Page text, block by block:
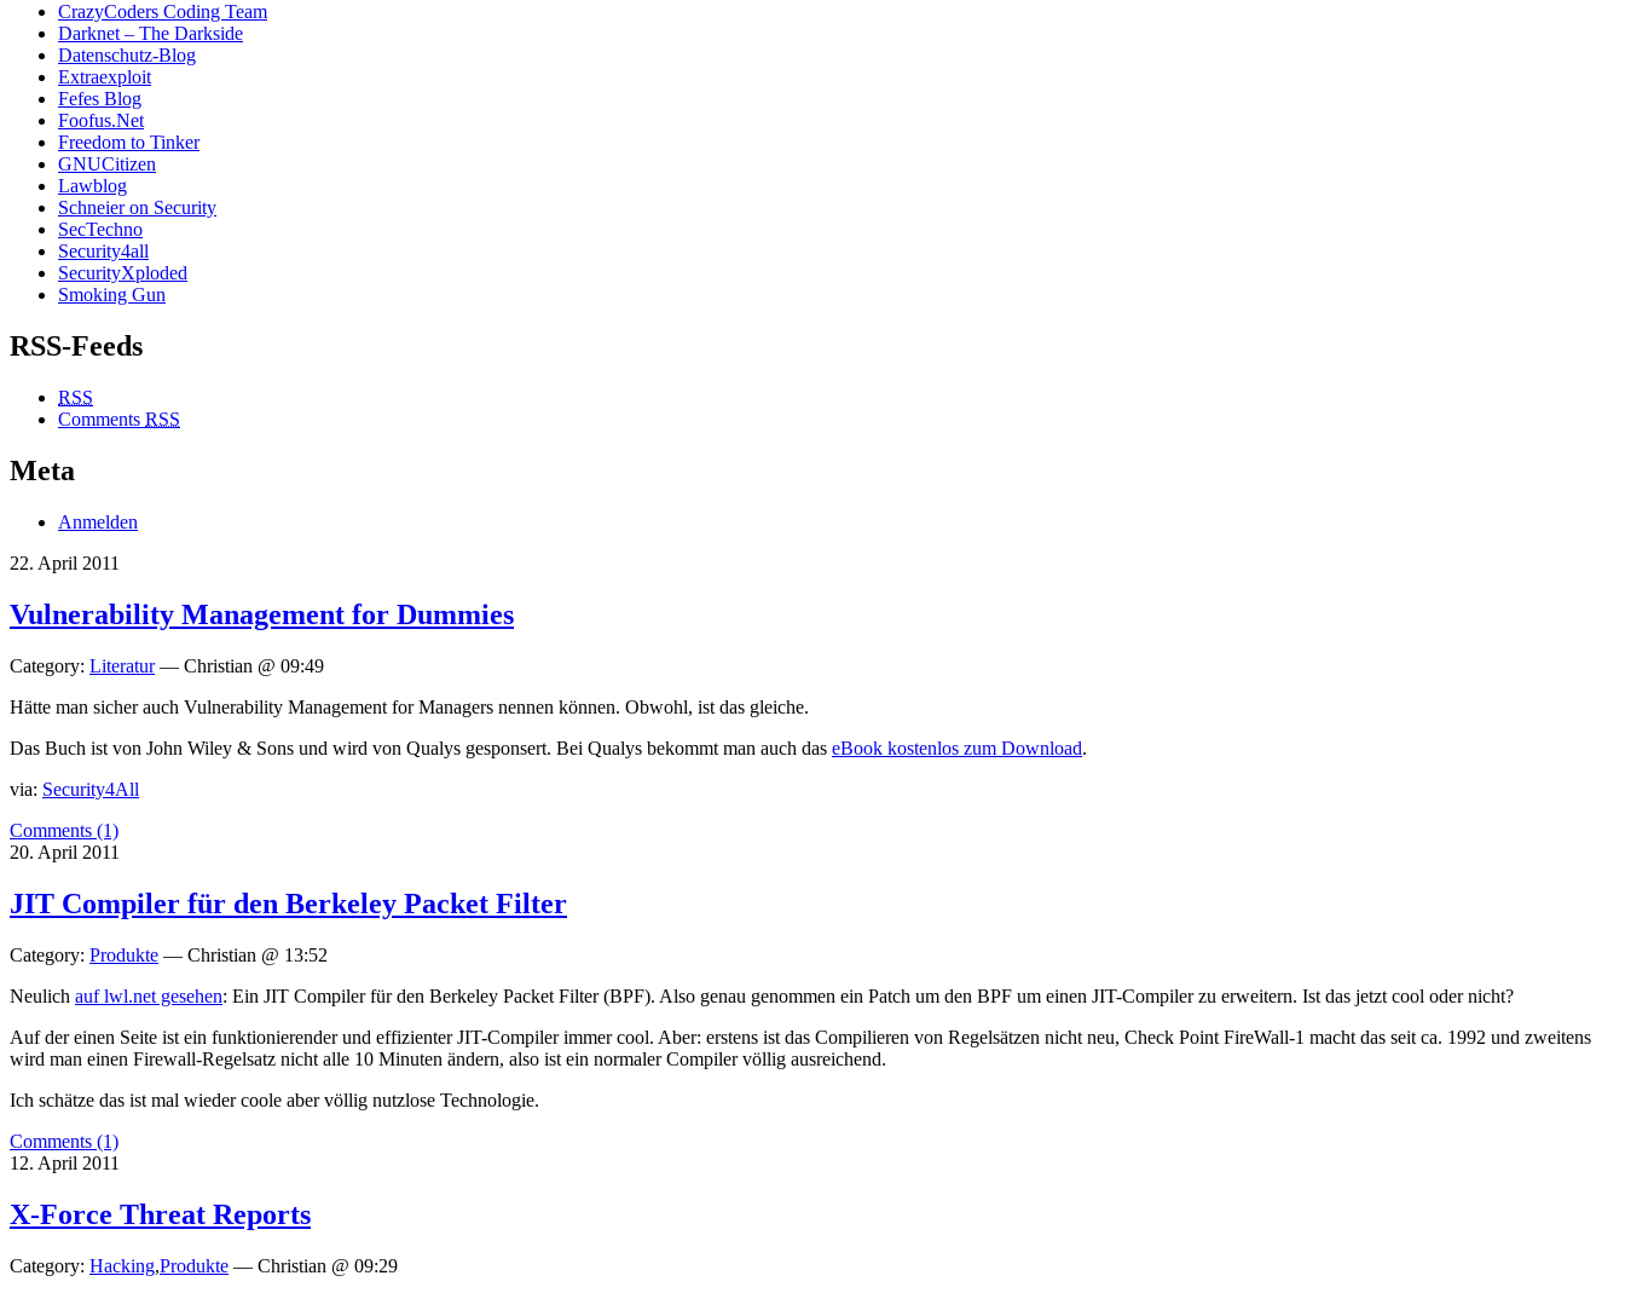
CrazyCoders Coding Team
Darknet – The Darkside
Datenschutz-Blog
Extraexploit
Fefes Blog
Foofus.Net
Freedom to Tinker
GNUCitizen
Lawblog
Schneier on Security
SecTechno
Security4all
SecurityXploded
Smoking Gun
RSS-Feeds
RSS
Comments RSS
Meta
Anmelden
22. April 2011
Vulnerability Management for Dummies
Category: Literatur— Christian @ 09:49
Hätte man sicher auch Vulnerability Management for Managers nennen können. Obwohl, ist das gleiche.
Das Buch ist von John Wiley & Sons und wird von Qualys gesponsert. Bei Qualys bekommt man auch das eBook kostenlos zum Download.
via: Security4All
Comments (1)
20. April 2011
JIT Compiler für den Berkeley Packet Filter
Category: Produkte — Christian @ 13:52
Neulich auf lwl.net gesehen: Ein JIT Compiler für den Berkeley Packet Filter (BPF). Also genau genommen ein Patch um den BPF um einen JIT-Compiler zu erweitern. Ist das jetzt cool oder nicht?
Auf der einen Seite ist ein funktionierender und effizienter JIT-Compiler immer cool. Aber: erstens ist das Compilieren von Regelsätzen nicht neu, Check Point FireWall-1 macht das seit ca. 1992 und zweitens
wird man einen Firewall-Regelsatz nicht alle 10 Minuten ändern, also ist ein normaler Compiler völlig ausreichend.
Ich schätze das ist mal wieder coole aber völlig nutzlose Technologie.
Comments (1)
12. April 2011
X-Force Threat Reports
Category: Hacking,Produkte — Christian @ 09:29